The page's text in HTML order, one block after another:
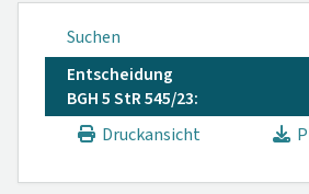
Suchen
Entscheidung
BGH 5 StR 545/23:
Druckansicht